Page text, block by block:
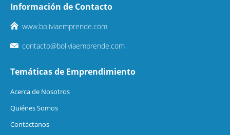
Información de Contacto
www.boliviaemprende.com
contacto@boliviaemprende.com
Temáticas de Emprendimiento
Acerca de Nosotros
Quiénes Somos
Contáctanos